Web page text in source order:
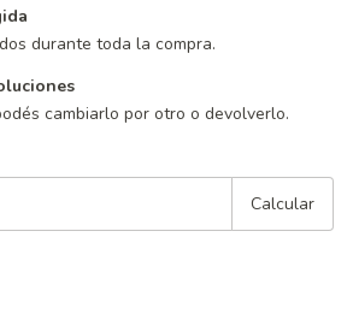
durante toda la compra.
cambiarlo por otro o devolverlo.
Calcular